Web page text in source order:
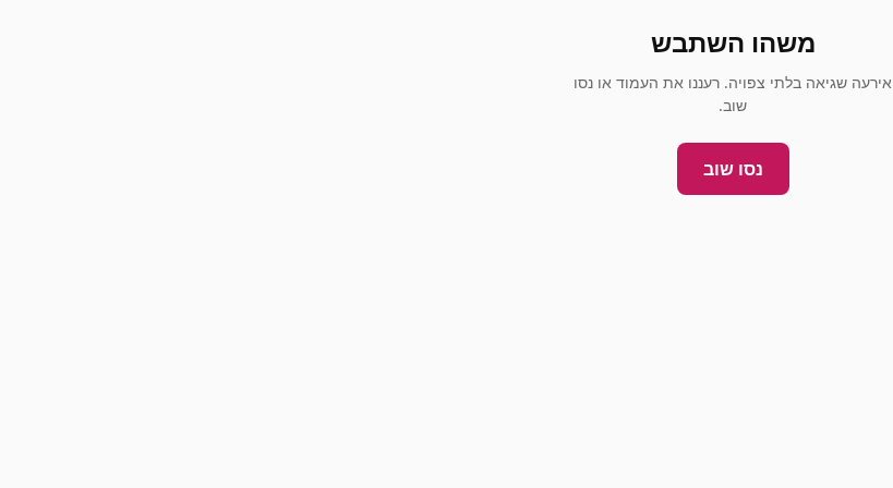
משהו השתבש
אירעה שגיאה בלתי צפויה. רעננו את העמוד או נסו
שוב.
נסו שוב